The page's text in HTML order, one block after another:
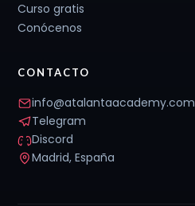
Curso gratis
Conócenos
CONTACTO
info@atalantaacademy.com
Telegram
Discord
Madrid, España